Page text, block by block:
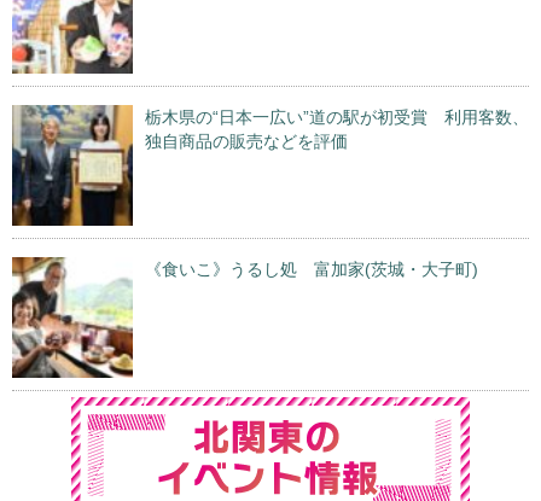
栃木県の“日本一広い”道の駅が初受賞 利用客数、
独自商品の販売などを評価
《食いこ》うるし処 富加家(茨城・大子町)